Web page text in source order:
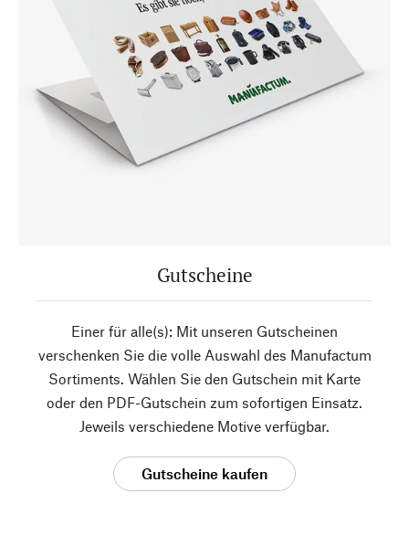
Gutscheine
Einer für alle(s): Mit unseren Gutscheinen
verschenken Sie die volle Auswahl des Manufactum
Sortiments. Wählen Sie den Gutschein mit Karte
oder den PDF-Gutschein zum sofortigen Einsatz.
Jeweils verschiedene Motive verfügbar.
Gutscheine kaufen